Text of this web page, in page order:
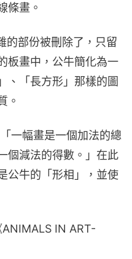
條畫。
的部份被刪除了，只留
板畫中，公牛簡化為一
、「長方形」那樣的圖
。
一幅畫是一個加法的總
個減法的得數。」在此
公牛的「形相」，並使
IN ART-